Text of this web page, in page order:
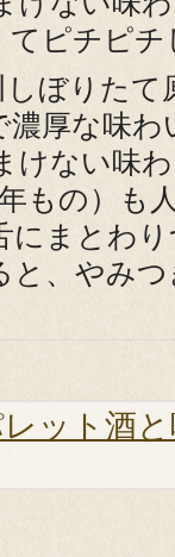
てピチピ
ぼりたて
厚な味
けない味
もの）も
にまとわ
と、やみ
ット酒